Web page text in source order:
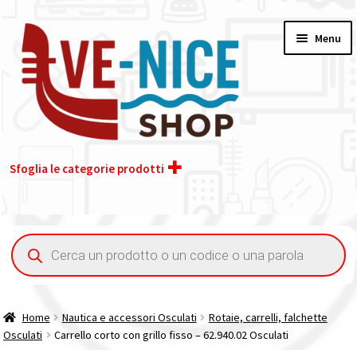
alla
navigazione
contenuto
Menu
Sfoglia le categorie prodotti
Acquisto iva 4% (agevolata)
Contatti
Ricerca
prodotti
Home Nautica e accessori Osculati
Rotaie, carrelli, falchette
Osculati
Carrello corto con grillo fisso – 62.940.02 Osculati